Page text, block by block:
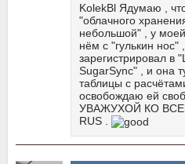
KolekBl Ядумаю ,
"облачного
небольшой" , у
нём с "гулькин нос"
зарегистрировал в
SugarSync" , и она
таблицы с
освобождаю ей
УВАЖУХОЙ КО
RUS .